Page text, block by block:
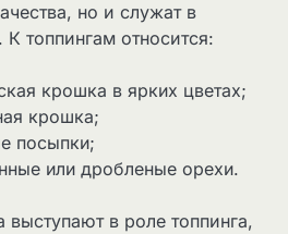
но и служат в
топпингам относится:
крошка в ярких цветах;
крошка;
посыпки;
или дробленые орехи.
в роле топпинга,